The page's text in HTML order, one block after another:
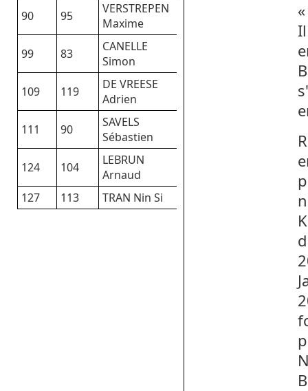
90
95
VERSTREPEN
Maxime
99
83
CANELLE
Simon
109
119
DE VREESE
Adrien
111
90
SAVELS
Sébastien
124
104
LEBRUN
Arnaud
127
113 TRAN Nin Si